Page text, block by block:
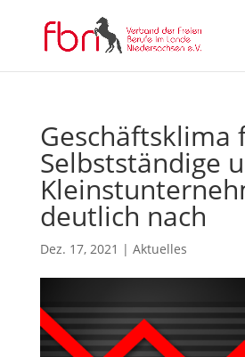
Geschäftsklima
Selbstständige
deutlich nach
Dez. 17, 2021 | Aktuelles